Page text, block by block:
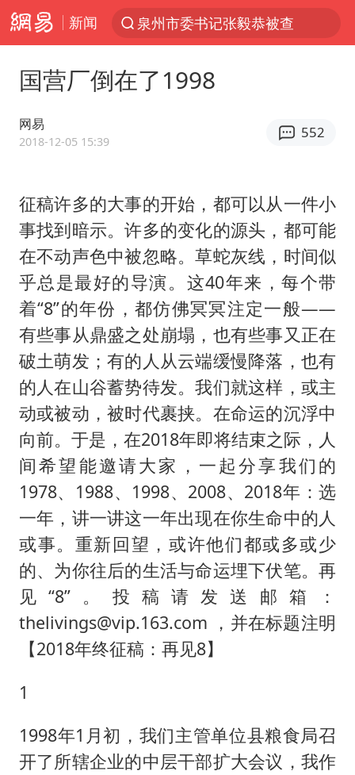
新闻
泉州市委书记张毅恭被查
中国女篮70-67险胜尼日利亚女篮
名创优品回应女子吐槽内裤质量差
出口禁令驱动有色板块大涨
秋天的第一杯奶茶到底有多火
国防部：中国军队坚决反制任何闹海挑衅图谋
U17国足点球大战淘汰河床晋级决赛
美股存储板块集体大跌
国乒男单横滨冠军赛全军覆没
38岁演员求职万岁山NPC成功
胡彦斌获《歌手2026》歌王
日本试射“战斧”导弹，国防部回应
胡彦斌韩磊 谁帮谁
“今天得有40℃了吧 为啥还不预警”
夯实基础开新局
国营厂倒在了1998
网易
2018-12-05 15:39
552
征稿许多的大事的开始，都可以从一件小
事找到暗示。许多的变化的源头，都可能
在不动声色中被忽略。草蛇灰线，时间似
乎总是最好的导演。这40年来，每个带
着“8”的年份，都仿佛冥冥注定一般——
有些事从鼎盛之处崩塌，也有些事又正在
破土萌发；有的人从云端缓慢降落，也有
的人在山谷蓄势待发。我们就这样，或主
动或被动，被时代裹挟。在命运的沉浮中
向前。于是，在2018年即将结束之际，人
间希望能邀请大家，一起分享我们的
1978、1988、1998、2008、2018年：选
一年，讲一讲这一年出现在你生命中的人
或事。重新回望，或许他们都或多或少
的、为你往后的生活与命运埋下伏笔。再
见“8”。投稿请发送邮箱：
thelivings@vip.163.com ，并在标题注明
【2018年终征稿：再见8】
1
1998年1月初，我们主管单位县粮食局召
开了所辖企业的中层干部扩大会议，我作